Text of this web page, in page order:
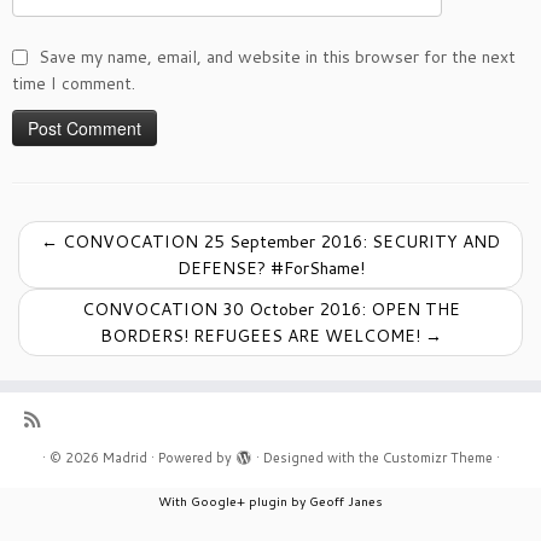
Save my name, email, and website in this browser for the next
time I comment.
← CONVOCATION 25 September 2016: SECURITY AND
DEFENSE? #ForShame!
CONVOCATION 30 October 2016: OPEN THE
BORDERS! REFUGEES ARE WELCOME! →
· © 2026 Madrid · Powered by · Designed with the Customizr Theme ·
With Google+ plugin by Geoff Janes